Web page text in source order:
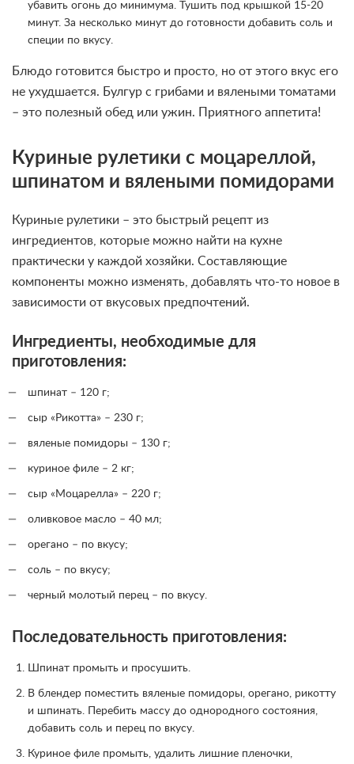
убавить огонь до минимума. Тушить под крышкой 15-20
минут. За несколько минут до готовности добавить соль и
специи по вкусу.
Блюдо готовится быстро и просто, но от этого вкус его
не ухудшается. Булгур с грибами и вялеными томатами
– это полезный обед или ужин. Приятного аппетита!
Куриные рулетики с моцареллой,
шпинатом и вялеными помидорами
Куриные рулетики – это быстрый рецепт из
ингредиентов, которые можно найти на кухне
практически у каждой хозяйки. Составляющие
компоненты можно изменять, добавлять что-то новое в
зависимости от вкусовых предпочтений.
Ингредиенты, необходимые для
приготовления:
шпинат – 120 г;
сыр «Рикотта» – 230 г;
вяленые помидоры – 130 г;
куриное филе – 2 кг;
сыр «Моцарелла» – 220 г;
оливковое масло – 40 мл;
орегано – по вкусу;
соль – по вкусу;
черный молотый перец – по вкусу.
Последовательность приготовления:
Шпинат промыть и просушить.
В блендер поместить вяленые помидоры, орегано, рикотту
и шпинать. Перебить массу до однородного состояния,
добавить соль и перец по вкусу.
Куриное филе промыть, удалить лишние пленочки,